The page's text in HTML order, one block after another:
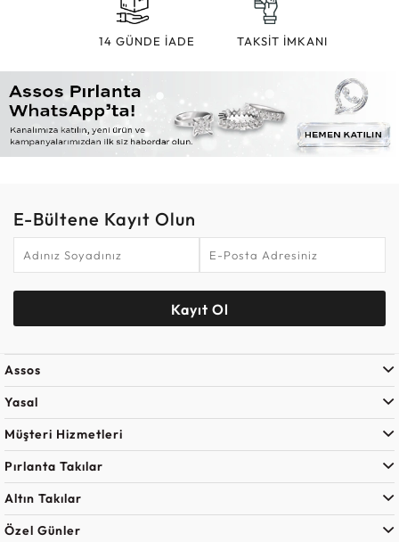
14 GÜNDE İADE TAKSİT İMKANI
E-Bültene Kayıt Olun
Kayıt Ol
Assos
Yasal
Müşteri Hizmetleri
Pırlanta Takılar
Altın Takılar
Özel Günler